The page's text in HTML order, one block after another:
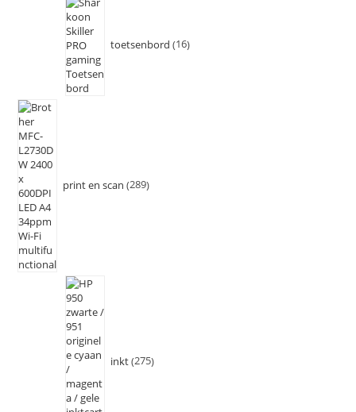
toetsenbord 16
print en scan 289
inkt 275